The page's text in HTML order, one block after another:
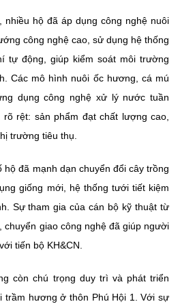
nhiều hộ đã áp dụng công nghệ nuôi
công nghệ cao, sử dụng hệ thống
tự động, giúp kiểm soát môi trường
Các mô hình nuôi ốc hương, cá mú
dụng công nghệ xử lý nước tuần
rệt: sản phẩm đạt chất lượng cao,
trường tiêu thụ.
hộ đã mạnh dạn chuyển đổi cây trồng
giống mới, hệ thống tưới tiết kiệm
Sự tham gia của cán bộ kỹ thuật từ
chuyển giao công nghệ đã giúp người
tiến bộ KH&CN.
còn chú trọng duy trì và phát triển
trầm hương ở thôn Phú Hội 1. Với sự